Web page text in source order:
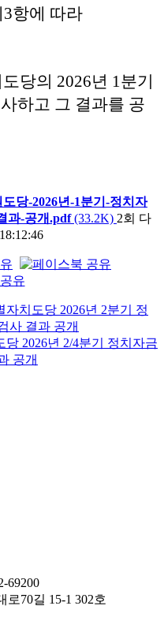
3항에 따라
당의 2026년 1분기
하고 그 결과를 공
당-2026년-1분기-정치자
과-공개.pdf(33.2K) 2회 다
치도당 2026년 2분기 정
사 결과 공개
2026년 2/4분기 정치자금
공개
69200
로70길 15-1 302호